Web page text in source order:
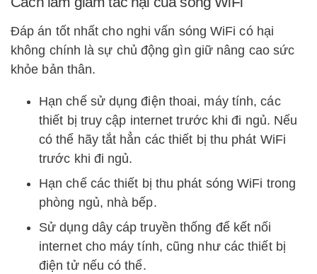
Đáp án tốt nhất cho nghi vấn sóng WiFi có hại
không chính là sự chủ động gìn giữ nâng cao sức
khỏe bản thân.
Hạn chế sử dụng điện thoai, máy tính, các
thiết bị truy cập internet trước khi đi ngủ. Nếu
có thể hãy tắt hẳn các thiết bị thu phát WiFi
trước khi đi ngủ.
Hạn chế các thiết bị thu phát sóng WiFi trong
phòng ngủ, nhà bếp.
Sử dụng dây cáp truyền thống để kết nối
internet cho máy tính, cũng như các thiết bị
điện tử nếu có thể.